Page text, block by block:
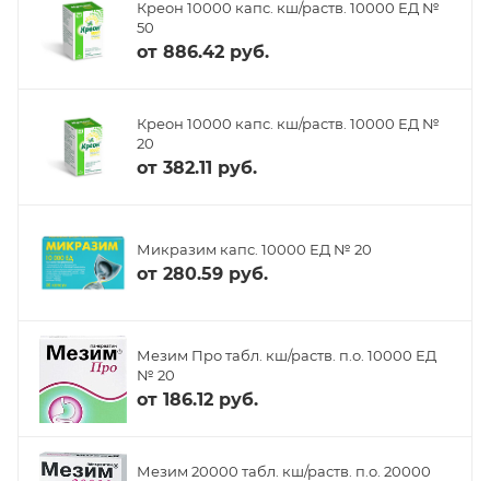
Креон 10000 капс. кш/раств. 10000 ЕД №
50
от 886.42 руб.
Креон 10000 капс. кш/раств. 10000 ЕД №
20
от 382.11 руб.
Микразим капс. 10000 ЕД № 20
от 280.59 руб.
Мезим Про табл. кш/раств. п.о. 10000 ЕД
№ 20
от 186.12 руб.
Мезим 20000 табл. кш/раств. п.о. 20000